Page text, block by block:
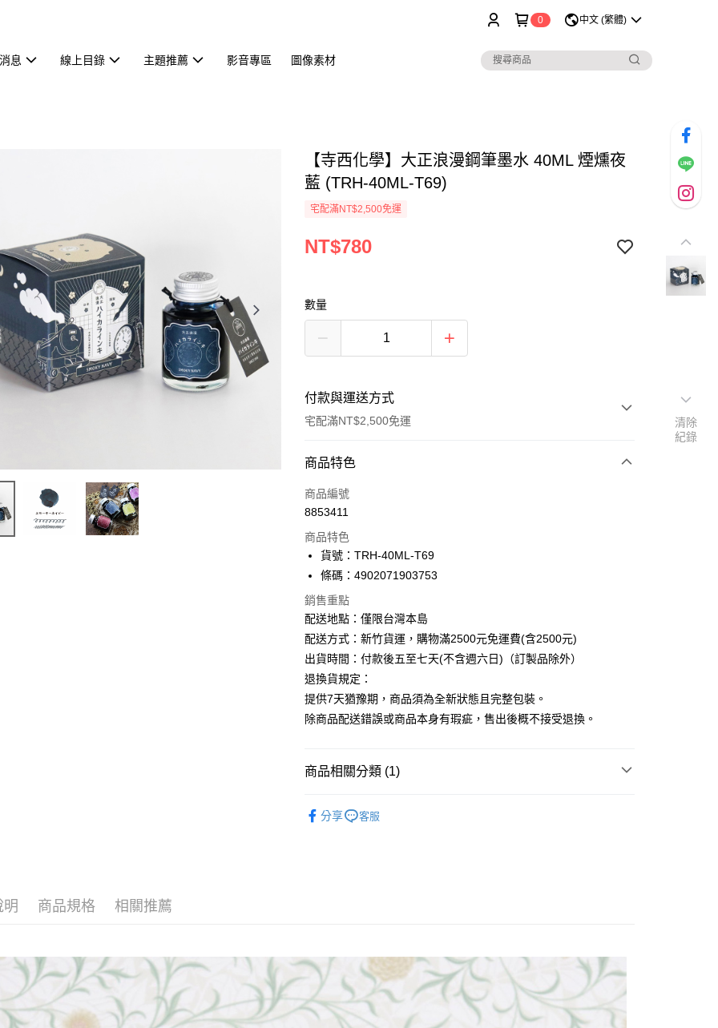
0 中文 (繁體)
息 線上目錄 主題推薦 影音專區 圖像素材
【寺西化學】大正浪漫鋼筆墨水 40ML 煙燻夜
藍 (TRH-40ML-T69)
宅配滿NT$2,500免運
NT$780
數量
付款與運送方式
宅配滿NT$2,500免運
付款方式
信用卡一次付款
街口支付
悠遊付
ATM付款
運送方式
下單前請先詢問庫存
每筆NT$130，滿NT$2,500(含以上)免運費
商品特色
商品編號
8853411
商品特色
貨號：TRH-40ML-T69
條碼：4902071903753
銷售重點
配送地點：僅限台灣本島
配送方式：新竹貨運，購物滿2500元免運費(含2500元)
出貨時間：付款後五至七天(不含週六日)（訂製品除外）
退換貨規定：
提供7天猶豫期，商品須為全新狀態且完整包裝。
除商品配送錯誤或商品本身有瑕疵，售出後概不接受退換。
商品相關分類 (1)
分享
客服
明 商品規格 相關推薦
清除
紀錄